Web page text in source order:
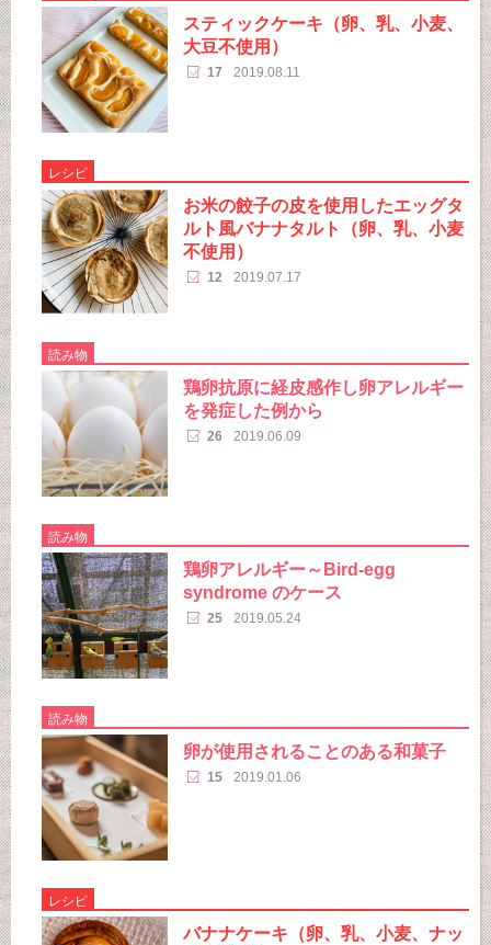
スティックケーキ（卵、乳、小麦、
大豆不使用）
17 2019.08.11
レシピ
お米の餃子の皮を使用したエッグタ
ルト風バナナタルト（卵、乳、小麦
不使用）
12 2019.07.17
読み物
鶏卵抗原に経皮感作し卵アレルギー
を発症した例から
26 2019.06.09
読み物
鶏卵アレルギー～Bird-egg
syndrome のケース
25 2019.05.24
読み物
卵が使用されることのある和菓子
15 2019.01.06
レシピ
バナナケーキ（卵、乳、小麦、ナッ